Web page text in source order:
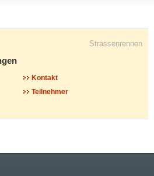
Strassenrennen
Kontakt
Teilnehmer